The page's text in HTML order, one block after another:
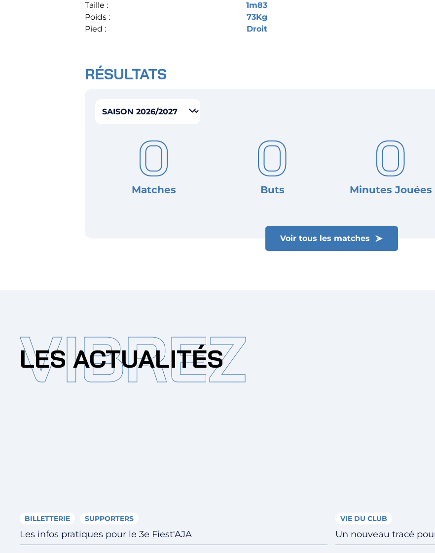
Boutique officielle
Taille :
1m83
Poids :
73Kg
Pied :
Droit
RÉSULTATS
0
Matches
0
Buts
0
Minutes Jouées
Voir tous les matches
VIBREZ
LES ACTUALITÉS
BILLETTERIE SUPPORTERS
Les infos pratiques pour le 3e Fiest'AJA
VIE DU CLUB
Un nouveau tracé